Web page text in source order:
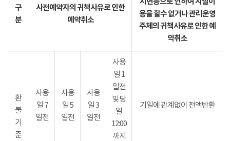
구
분
사전예약자의 귀책사유로 인한
예약취소
용을 할수 없거나 관리운영
주체의 귀책사유로 인한 예
약취소
환
불
기
준
사용
일 7
일전
사용
일 5
일전
사용
일 3
일전
사용
일 1
일전
및 당
일
12:00
까지
기일에 관계없이 전액반환